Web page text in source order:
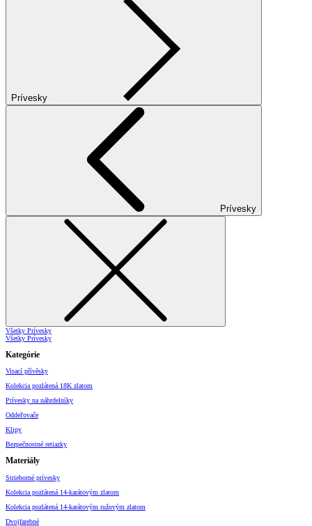
Prívesky
Prívesky
Všetky Prívesky
Všetky Prívesky
Kategórie
Visací přívěsky
Kolekcia pozlátená 18K zlatom
Prívesky na náhrdelníky
Oddeľovače
Klipy
Bezpečnostné retiazky
Materiály
Strieborné prívesky
Kolekcia pozlátená 14-karátovým zlatom
Kolekcia pozlátená 14-karátovým ružovým zlatom
Dvojfarebné